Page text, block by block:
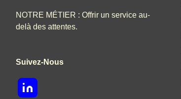
NOTRE MÉTIER : Offrir un service au-
delà des attentes.
Suivez-Nous